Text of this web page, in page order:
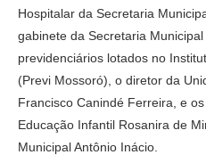
Hospitalar da Secretaria
gabinete da Secretaria
previdenciários lotados no
(Previ Mossoró), o diretor da
Francisco Canindé Ferreira, e
Educação Infantil Rosanira de
Municipal Antônio Inácio.